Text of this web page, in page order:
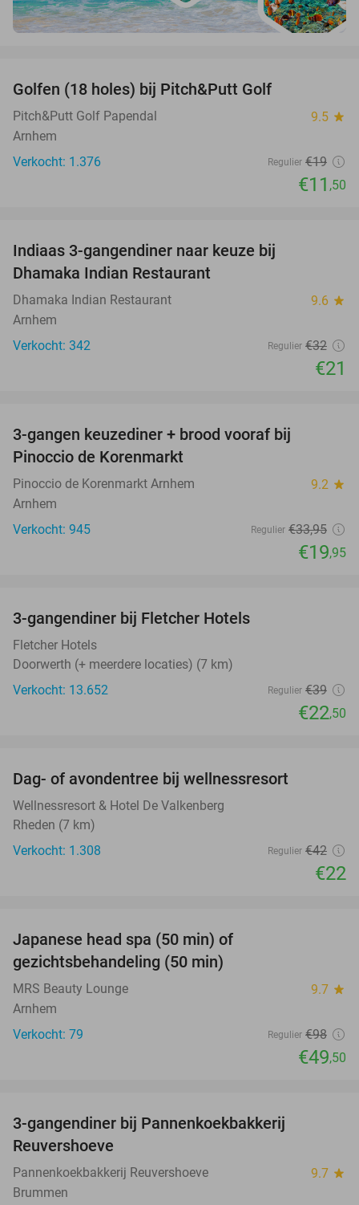
Golfen (18 holes) bij Pitch&Putt Golf
Pitch&Putt Golf Papendal 9.5 star
Arnhem
Verkocht: 1.376
Regulier €19
€11 ,50
Indiaas 3-gangendiner naar keuze bij
Dhamaka Indian Restaurant
Dhamaka Indian Restaurant 9.6 star
Arnhem
Verkocht: 342
Regulier €32
€21
3-gangen keuzediner + brood vooraf bij
Pinoccio de Korenmarkt
Pinoccio de Korenmarkt Arnhem 9.2 star
Arnhem
Verkocht: 945
Regulier €33,95
€19,95
3-gangendiner bij Fletcher Hotels
Fletcher Hotels
Doorwerth (+ meerdere locaties) (7 km)
Verkocht: 13.652
Regulier €39
€22,50
Dag- of avondentree bij wellnessresort
Wellnessresort & Hotel De Valkenberg
Rheden (7 km)
Verkocht: 1.308
Regulier €42
€22
Japanese head spa (50 min) of
gezichtsbehandeling (50 min)
MRS Beauty Lounge 9.7 star
Arnhem
Verkocht: 79
Regulier €98
€49,50
3-gangendiner bij Pannenkoekbakkerij
Reuvershoeve
Pannenkoekbakkerij Reuvershoeve 9.7 star
Brummen